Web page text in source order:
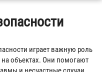
играет важную роль
на объектах. Они помогают